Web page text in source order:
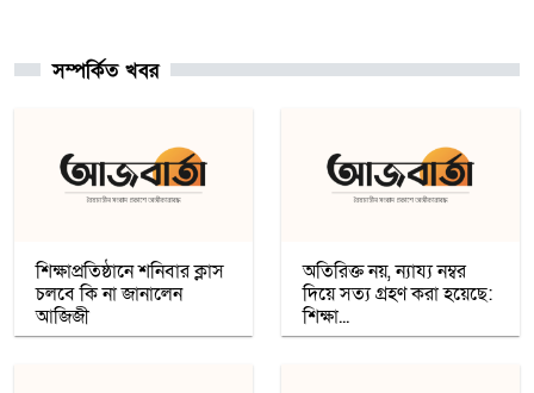
আলোচনা
সম্পর্কিত খবর
শিক্ষাপ্রতিষ্ঠানে শনিবার ক্লাস
চলবে কি না জানালেন
আজিজী
অতিরিক্ত নয়, ন্যায্য নম্বর
দিয়ে সত্য গ্রহণ করা হয়েছে:
শিক্ষা...